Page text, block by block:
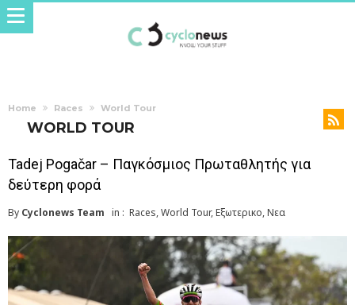
Home Races World Tour
WORLD TOUR
Tadej Pogačar – Παγκόσμιος Πρωταθλητής για
δεύτερη φορά
By Cyclonews Team in : Races,World Tour,Εξωτερικο,Νεα